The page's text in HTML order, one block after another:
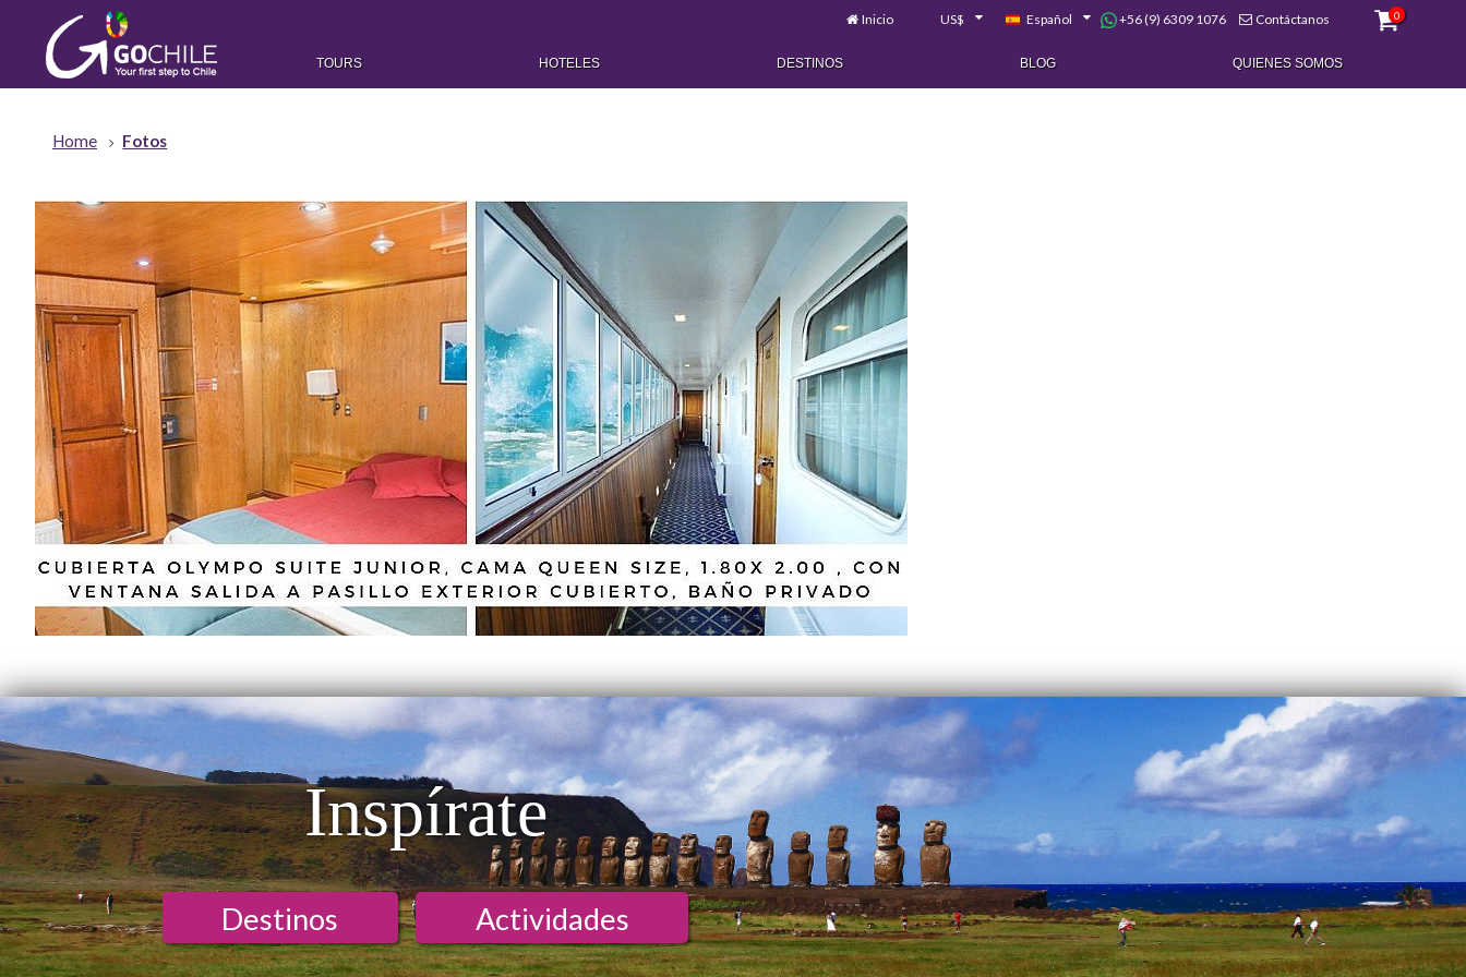
Inicio US$ Español +56 (9) 6309 1076 Contáctanos 0
TOURS HOTELES DESTINOS BLOG QUIENES SOMOS
Home Fotos
Inspírate
Destinos Actividades